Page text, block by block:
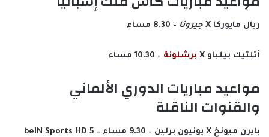
ريال مايوركا X جيرونا – 8.30 مساء
أتلتيك بيلباو X برشلونة – 10.30 مساء
مواعيد مباريات الدوري الألماني
والقنوات الناقلة
بايرن ميونخ X يونيون برلين – 9.30 مساء – beIN Sports HD 5